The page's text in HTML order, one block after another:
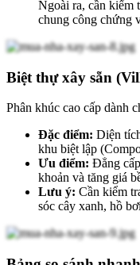
Ngoài ra, cần kiểm
chung công chứng
Biệt thự xây sẵn
Phân khúc cao cấp dành
Đặc điểm: Diện
khu biệt lập
Ưu điểm: Đẳng
khoản và tăng giá
Lưu ý: Cần kiểm
sóc cây xanh, hồ